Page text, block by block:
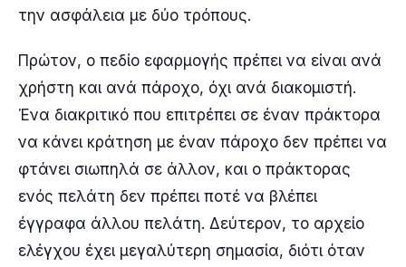
την ασφάλεια με δύο τρόπους.
Πρώτον, ο πεδίο εφαρμογής πρέπει να είναι ανά
χρήστη και ανά πάροχο, όχι ανά διακομιστή.
Ένα διακριτικό που επιτρέπει σε έναν πράκτορα
να κάνει κράτηση με έναν πάροχο δεν πρέπει να
φτάνει σιωπηλά σε άλλον, και ο πράκτορας
ενός πελάτη δεν πρέπει ποτέ να βλέπει
έγγραφα άλλου πελάτη. Δεύτερον, το αρχείο
ελέγχου έχει μεγαλύτερη σημασία, διότι όταν